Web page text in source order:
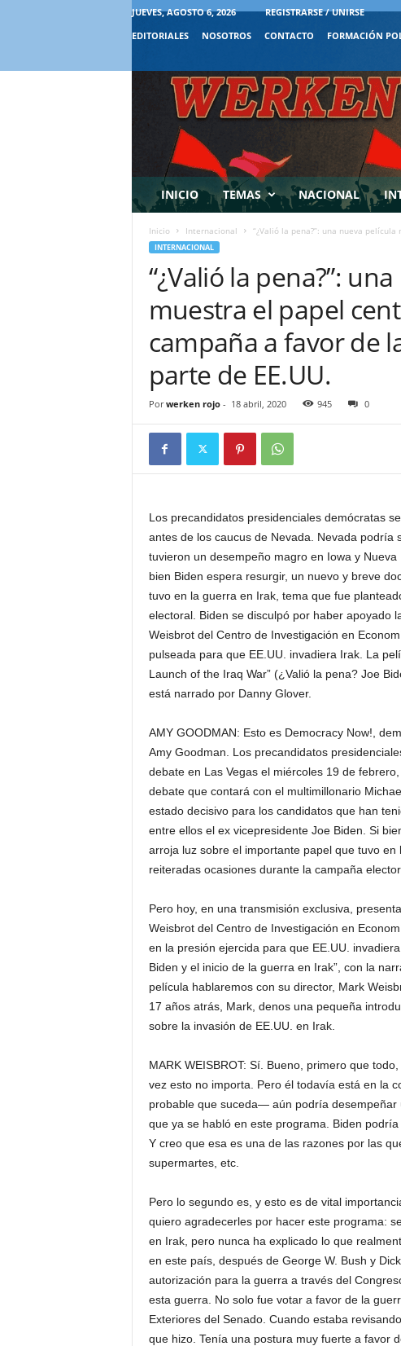
JUEVES, AGOSTO 6, 2026
REGISTRARSE / UNIRSE
EDITORIALES
NOSOTROS CONTACTO FORMACIÓN
INICIO TEMAS NACIONAL
Inicio Internacional “¿Valió la pena?”: una nueva
INTERNACIONAL
“¿Valió la pena?”:
muestra el papel
campaña a favor de
parte de EE.UU.
Por werken rojo- 18 abril, 2020 945 0
Los precandidatos presidenciales demócratas
antes de los caucus de Nevada. Nevada
tuvieron un desempeño magro en Iowa y
bien Biden espera resurgir, un nuevo y breve
tuvo en la guerra en Irak, tema que fue
electoral. Biden se disculpó por haber apoyado
Weisbrot del Centro de Investigación en
pulseada para que EE.UU. invadiera Irak. La
Launch of the Iraq War” (¿Valió la pena? Joe
está narrado por Danny Glover.
AMY GOODMAN: Esto es Democracy Now!,
Amy Goodman. Los precandidatos
debate en Las Vegas el miércoles 19 de
debate que contará con el multimillonario
estado decisivo para los candidatos que han
entre ellos el ex vicepresidente Joe Biden. Si
arroja luz sobre el importante papel que tuvo
reiteradas ocasiones durante la campaña
Pero hoy, en una transmisión exclusiva,
Weisbrot del Centro de Investigación en
en la presión ejercida para que EE.UU.
Biden y el inicio de la guerra en Irak”, con la
película hablaremos con su director, Mark
17 años atrás, Mark, denos una pequeña
sobre la invasión de EE.UU. en Irak.
MARK WEISBROT: Sí. Bueno, primero que
vez esto no importa. Pero él todavía está en la
probable que suceda— aún podría
que ya se habló en este programa. Biden
Y creo que esa es una de las razones por las
supermartes, etc.
Pero lo segundo es, y esto es de vital
quiero agradecerles por hacer este programa:
en Irak, pero nunca ha explicado lo que
en este país, después de George W. Bush y
autorización para la guerra a través del
esta guerra. No solo fue votar a favor de la
Exteriores del Senado. Cuando estaba
que hizo. Tenía una postura muy fuerte a favor